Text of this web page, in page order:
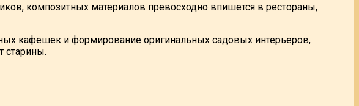
композитных материалов превосходно впишется в рестораны,
кафешек и формирование оригинальных садовых интерьеров,
старины.